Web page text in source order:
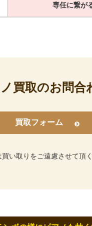
専任に繋が
買取のお問合
買取フォーム
い取りをご遠慮させて頂